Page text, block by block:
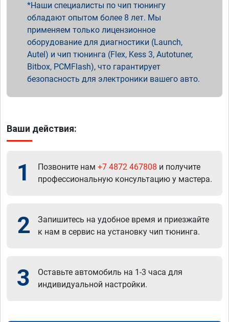
Наши специалисты по чип тюнингу
обладают опытом более 8 лет. Мы
применяем только лицензионное
оборудование для диагностики (Launch,
Autel) и чип тюнинга (Flex, Kess 3, Autotuner,
Bitbox, PCMFlash), что гарантирует
безопасность для электроники вашего авто.
Ваши действия:
1 Позвоните нам +7 4872 467808 и получите
профессиональную консультацию у мастера.
2
Запишитесь на удобное время и приезжайте
к нам в сервис на установку чип тюнинга.
3
Оставьте автомобиль на 1-3 часа для
индивидуальной настройки.